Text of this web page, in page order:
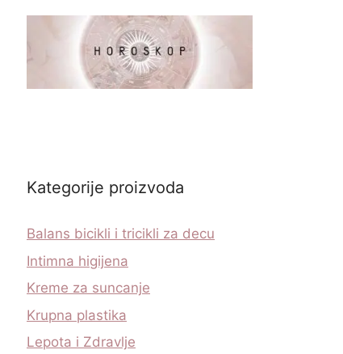
Kategorije proizvoda
Balans bicikli i tricikli za decu
Intimna higijena
Kreme za suncanje
Krupna plastika
Lepota i Zdravlje